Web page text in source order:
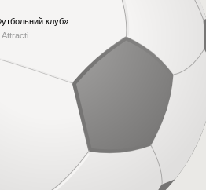
клуб»
Attracti